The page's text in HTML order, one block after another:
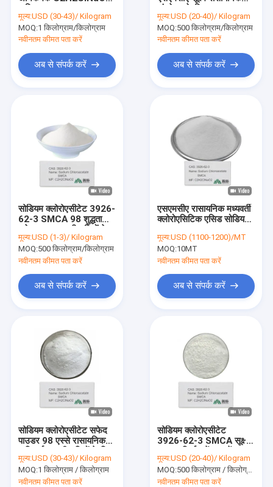
अनुप्रयोगों के लिए आवश्यक
कच्चा माल
मूल्य:USD (30-43)/ Kilogram
MOQ:1 किलोग्राम/किलोग्राम
नवीनतम कीमत पता करें
अब से संपर्क करें
जिसमें मैलोनिक एसिड
थायोग्लाइकोलिक एसिड शामिल
है
मूल्य:USD (20-40)/ Kilogram
MOQ:500 किलोग्राम/किलोग्राम
नवीनतम कीमत पता करें
अब से संपर्क करें
सोडियम क्लोरोएसीटेट 3926-
62-3 SMCA 98 शुद्धता
रोगाणु डाई दवा उत्पादन के लिए
मूल्य:USD (1-3)/ Kilogram
MOQ:500 किलोग्राम/किलोग्राम
नवीनतम कीमत पता करें
अब से संपर्क करें
एसएमसीए रासायनिक मध्यवर्ती
क्लोरोएसिटिक एसिड सोडियम
मूल्य:USD (1100-1200)/MT
MOQ:10MT
नवीनतम कीमत पता करें
अब से संपर्क करें
सोडियम क्लोरोएसीटेट सफेद
पाउडर 98 एस्से रासायनिक
सर्फेक्टेंट और डाई संश्लेषण के
लिए
मूल्य:USD (30-43)/ Kilogram
MOQ:1 किलोग्राम / किलोग्राम
नवीनतम कीमत पता करें
सोडियम क्लोरोएसीटेट
3926‑62‑3 SMCA सूक्ष्म
घुलनशील एल्काइलेशन
अभिकर्मक के लिए
मूल्य:USD (20-40)/ Kilogram
MOQ:500 किलोग्राम / किलोग्राम
नवीनतम कीमत पता करें